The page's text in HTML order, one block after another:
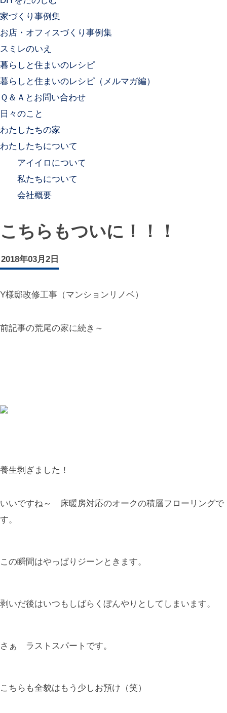
家づくり事例集
お店・オフィスづくり事例集
スミレのいえ
暮らしと住まいのレシピ
暮らしと住まいのレシピ（メルマガ編）
Ｑ＆Ａとお問い合わせ
日々のこと
わたしたちの家
わたしたちについて
アイイロについて
私たちについて
会社概要
こちらもついに！！！
2018年03月2日
Y様邸改修工事（マンションリノベ）
前記事の荒尾の家に続き～
養生剥ぎました！
いいですね～ 床暖房対応のオークの積層フローリングで
す。
この瞬間はやっぱりジーンときます。
剥いだ後はいつもしばらくぼんやりとしてしまいます。
さぁ ラストスパートです。
こちらも全貌はもう少しお預け（笑）